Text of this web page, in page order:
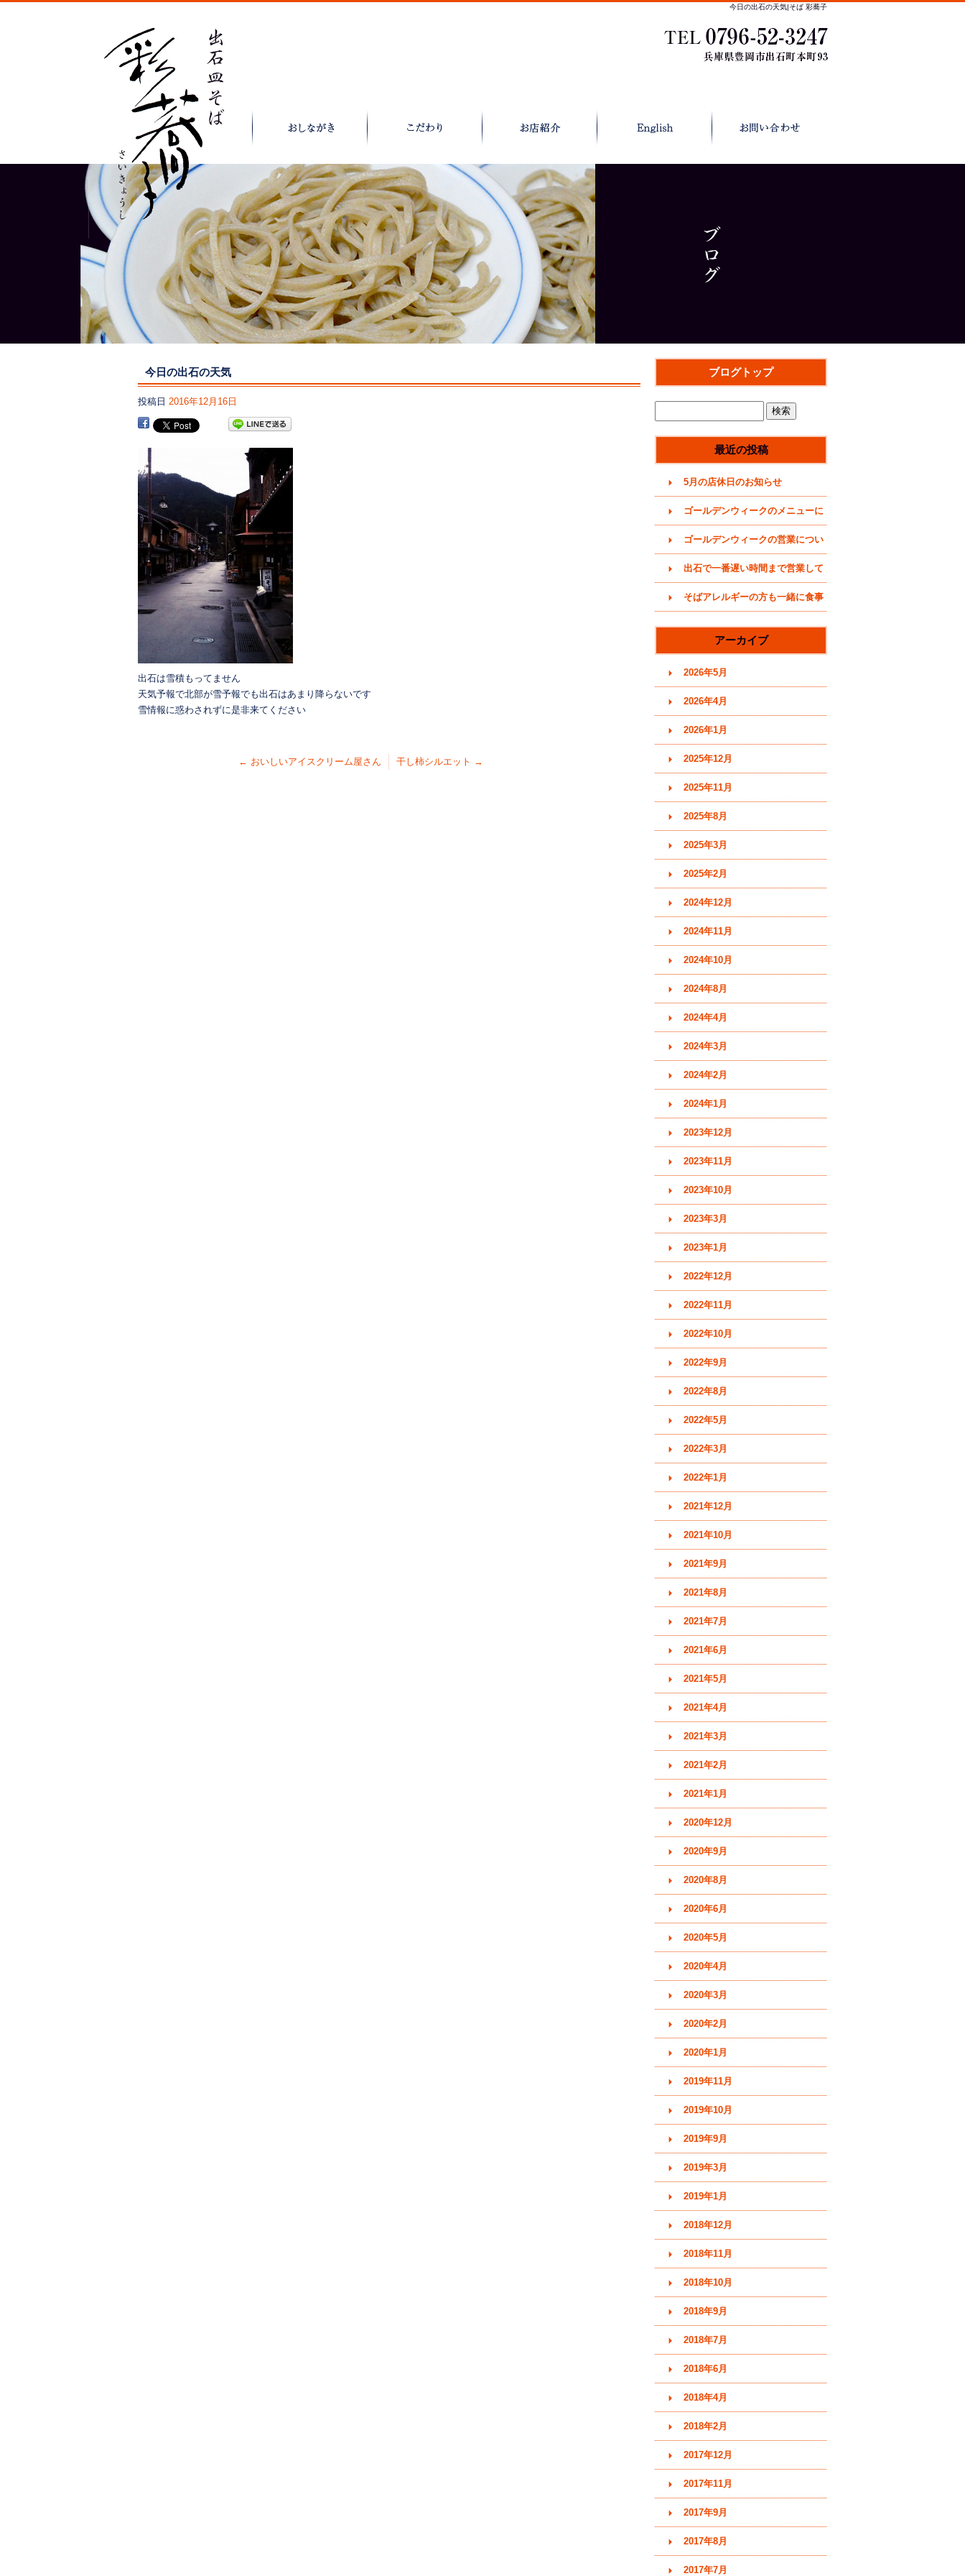
今日の出石の天気|そば 彩蕎子
今日の出石の天気
投稿日 2016年12月16日
出石は雪積もってません
天気予報で北部が雪予報でも出石はあまり降らないです
雪情報に惑わされずに是非来てください
← おいしいアイスクリーム屋さん 干し柿シルエット →
ブログトップ
最近の投稿
5月の店休日のお知らせ
ゴールデンウィークのメニューに
ついて(2026年)
ゴールデンウィークの営業につい
て(2026年4月29日)
出石で一番遅い時間まで営業して
いるそば屋(〜20時まで)
そばアレルギーの方も一緒に食事
をどうぞ (うどんメニューありま
す)
アーカイブ
2026年5月
2026年4月
2026年1月
2025年12月
2025年11月
2025年8月
2025年3月
2025年2月
2024年12月
2024年11月
2024年10月
2024年8月
2024年4月
2024年3月
2024年2月
2024年1月
2023年12月
2023年11月
2023年10月
2023年3月
2023年1月
2022年12月
2022年11月
2022年10月
2022年9月
2022年8月
2022年5月
2022年3月
2022年1月
2021年12月
2021年10月
2021年9月
2021年8月
2021年7月
2021年6月
2021年5月
2021年4月
2021年3月
2021年2月
2021年1月
2020年12月
2020年9月
2020年8月
2020年6月
2020年5月
2020年4月
2020年3月
2020年2月
2020年1月
2019年11月
2019年10月
2019年9月
2019年3月
2019年1月
2018年12月
2018年11月
2018年10月
2018年9月
2018年7月
2018年6月
2018年4月
2018年2月
2017年12月
2017年11月
2017年9月
2017年8月
2017年7月